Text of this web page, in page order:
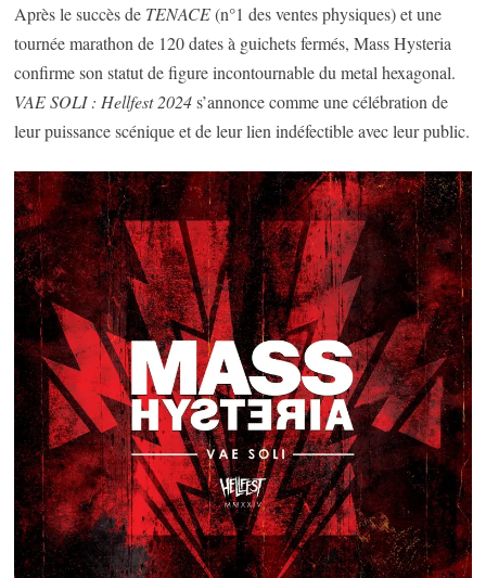
Après le succès de TENACE(n°1 des ventes physiques) et une
tournée marathon de 120 dates à guichets fermés, Mass Hysteria
confirme son statut de figure incontournable du metal hexagonal.
VAE SOLI : Hellfest 2024s’annonce comme une célébration de
leur puissance scénique et de leur lien indéfectible avec leur public.